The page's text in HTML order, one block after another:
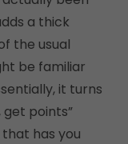
a thick
the usual
be familiar
it turns
points”
has you